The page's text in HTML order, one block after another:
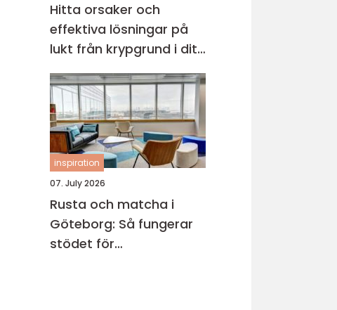
Hitta orsaker och
effektiva lösningar på
lukt från krypgrund i ditt
hus
inspiration
07. July 2026
Rusta och matcha i
Göteborg: Så fungerar
stödet för